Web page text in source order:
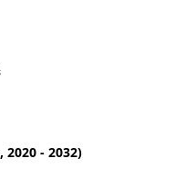
2020 - 2032)